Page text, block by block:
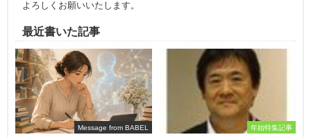
よろしくお願いいたします。
最近書いた記事
Message from BABEL 年始特集記事